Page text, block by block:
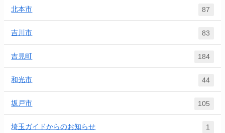
北本市 87
吉川市 83
吉見町 184
和光市 44
坂戸市 105
埼玉ガイドからのお知らせ 1